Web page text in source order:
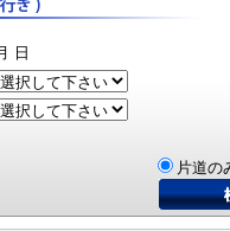
日
片道の